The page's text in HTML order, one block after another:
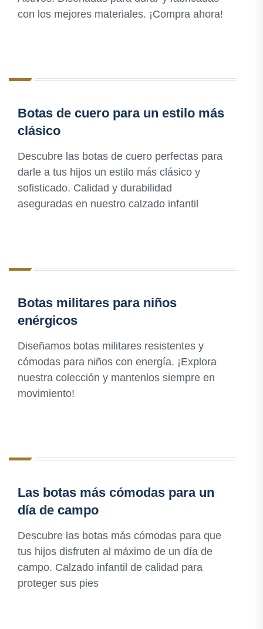
con los mejores materiales. ¡Compra ahora!
Botas de cuero para un estilo más
clásico
Descubre las botas de cuero perfectas para
darle a tus hijos un estilo más clásico y
sofisticado. Calidad y durabilidad
aseguradas en nuestro calzado infantil
Botas militares para niños
enérgicos
Diseñamos botas militares resistentes y
cómodas para niños con energía. ¡Explora
nuestra colección y mantenlos siempre en
movimiento!
Las botas más cómodas para un
día de campo
Descubre las botas más cómodas para que
tus hijos disfruten al máximo de un día de
campo. Calzado infantil de calidad para
proteger sus pies